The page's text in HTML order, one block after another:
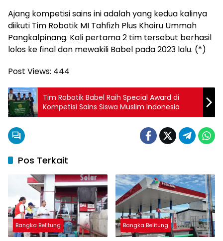
Ajang kompetisi sains ini adalah yang kedua kalinya
diikuti Tim Robotik MI Tahfizh Plus Khoiru Ummah
Pangkalpinang. Kali pertama 2 tim tersebut berhasil
lolos ke final dan mewakili Babel pada 2023 lalu. (*)
Post Views: 444
Tim Robotik Babel Raih Special Award di
Kompetisi Sains Siswa Muslim Indonesia
Pos Terkait
Bangka Belitung Bangka Belitung